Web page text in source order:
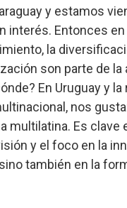
y estamos
interés. Entonces
la
son parte de la
En Uruguay y la
nos
multilatina. Es clave
y el foco en la
también en la